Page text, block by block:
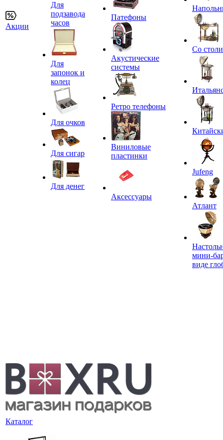
Акции
Для
подзавода
часов
Для
запонок и
колец
Для очков
Для сигар
Для денег
Патефоны
Акустические
системы
Ретро телефоны
Виниловые
пластинки
Аксессуары
Со
Jufeng
Атлант
мини-
виде
Каталог